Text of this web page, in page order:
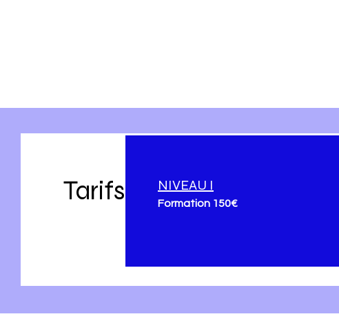
Tarifs NIVEAU I
Formation 150€